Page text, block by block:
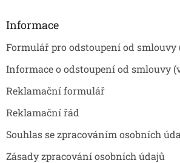
Informace
Formulář pro odstoupení od smlouvy
Informace o odstoupení od smlouvy
Reklamační formulář
Reklamační řád
Souhlas se zpracováním osobních
Zásady zpracování osobních údajů